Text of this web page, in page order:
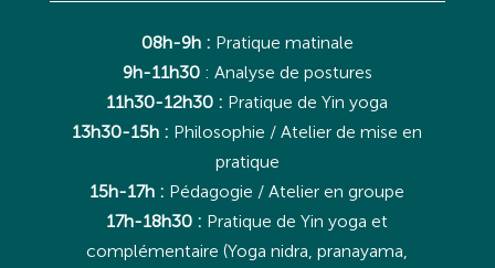
08h-9h : Pratique matinale
9h-11h30: Analyse de postures
11h30-12h30 : Pratique de Yin yoga
13h30-15h : Philosophie / Atelier de mise en
pratique
15h-17h : Pédagogie / Atelier en groupe
17h-18h30 : Pratique de Yin yoga et
complémentaire (Yoga nidra, pranayama,